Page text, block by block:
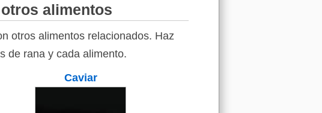
alimentos
otros alimentos relacionados. Haz
de rana y cada alimento.
Caviar